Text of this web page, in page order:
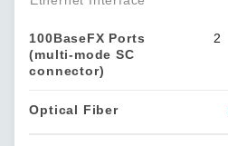
100BaseFX Ports
(multi-mode SC
connector)
2
Optical Fiber